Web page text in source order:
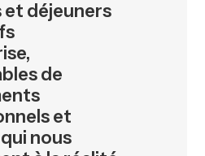
et déjeuners
de
et
nous